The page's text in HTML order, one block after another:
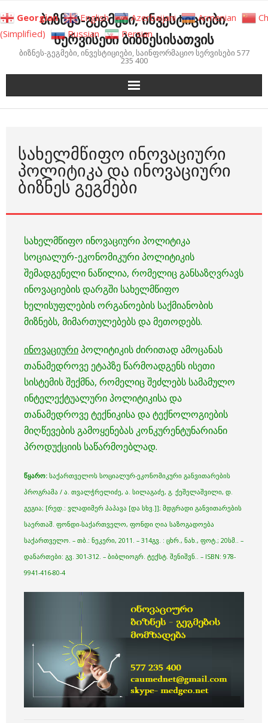
to
content
ბიზნეს-გეგმები, ინვესტიციები,
სერვისები ბიზნესისათვის
ბიზნეს-გეგმები, ინვესტიციები, საინფორმაციო სერვისები 577
235 400
ᲡᲐᲮᲔᲚᲛᲬᲘᲤᲝ ᲘᲜᲝᲕᲐᲪᲘᲣᲠᲘ
ᲞᲝᲚᲘᲢᲘᲙᲐ ᲓᲐ ᲘᲜᲝᲕᲐᲪᲘᲣᲠᲘ
ᲑᲘᲖᲜᲔᲡ ᲒᲔᲒᲛᲔᲑᲘ
სახელმწიფო ინოვაციური პოლიტიკა
სოციალურ-ეკონომიკური პოლიტიკის
შემადგენელი ნაწილია, რომელიც განსაზღვრავს
ინოვაციების დარგში სახელმწიფო
ხელისუფლების ორგანოების საქმიანობის
მიზნებს, მიმართულებებს და მეთოდებს.
ინოვაციურიპოლიტიკის ძირითად ამოცანას
თანამედროვე ეტაპზე წარმოადგენს ისეთი
სისტემის შექმნა, რომელიც შეძლებს სამამულო
ინტელექტუალური პოლიტიკისა და
თანამედროვე ტექნიკისა და ტექნოლოგიების
მიღწევების გამოყენებას კონკურენტუნარიანი
პროდუქციის საწარმოებლად.
წყარო: საქართველოს სოციალურ-ეკონომიკური განვითარების
პროგრამა / ა. თვალჭრელიძე, ა. სილაგაძე, გ. ქეშელაშვილი, დ.
გეგია; [რედ.: ვლადიმერ პაპავა [და სხვ.]]; მდგრადი განვითარების
საერთაშ. ფონდი-საქართველო, ფონდი ღია საზოგადოება
საქართველო. – თბ.: ნეკერი, 2011. – 314გვ. : ცხრ., ნახ., ფოტ.; 20სმ.. –
დანართები: გვ. 301-312. – ბიბლიოგრ. ტექსტ. შენიშვნ.. – ISBN: 978-
9941-416-80-4
Georgian English Azerbaijani Armenian
(Simplified)
Russian Persian